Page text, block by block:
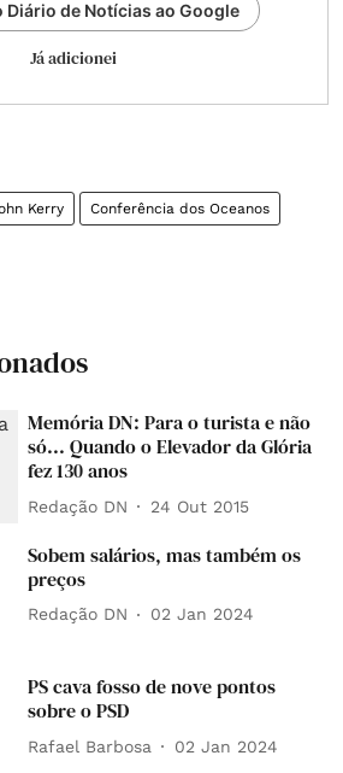
Diário de Notícias ao Google
Já adicionei
Kerry Conferência dos Oceanos
Memória DN: Para o turista e não
só... Quando o Elevador da Glória
fez 130 anos
Redação DN 24 Out 2015
Sobem salários, mas também os
preços
Redação DN 02 Jan 2024
PS cava fosso de nove pontos
sobre o PSD
Rafael Barbosa 02 Jan 2024